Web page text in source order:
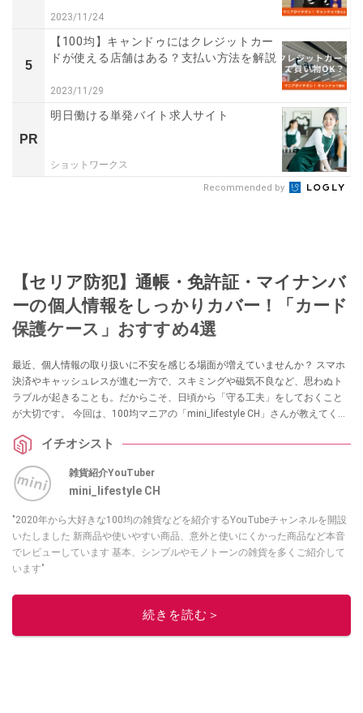
2023/11/24
5
【100均】キャンドゥにはクレジットカー
ドが使える店舗はある？支払い方法を解説
2023/11/29
PR
明日働ける単発バイト求人サイト
ショットワークス
Recommended by
【セリア防犯】通帳・免許証・マイナンバ
ーの個人情報をしっかりカバー！「カード
保護ケース」おすすめ4選
最近、個人情報の取り扱いに不安を感じる場面が増えていませんか？ スマホ
決済やキャッシュレスが進む一方で、スキミングや磁気不良など、思わぬト
ラブルが起きることも。だからこそ、日頃から「守る工夫」をしておくこと
が大切です。 今回は、100均マニアの「mini_lifestyle CH」さんが教えてくれ
利アイテムばかりなので、気になる方はぜひチェックしてみてください。
イチオシスト
雑貨紹介YouTuber
mini_lifestyle CH
"2020年から大好きな100均の雑貨などを紹介するYouTubeチャンネルを開設
いたしました 新商品や使いやすい商品、意外と使いにくかった商品など本音
でレビューしています 基本、シンプルやモノトーンの雑貨を多くご紹介して
います"
このイチオシストの他の記事を読む
続きを読む＞